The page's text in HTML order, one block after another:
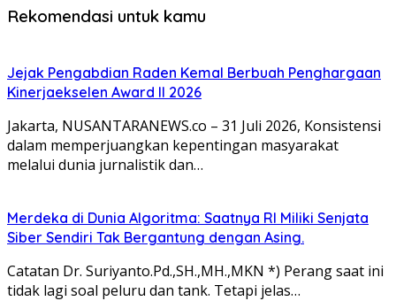
Rekomendasi untuk kamu
Jejak Pengabdian Raden Kemal Berbuah Penghargaan
Kinerjaekselen Award II 2026
Jakarta, NUSANTARANEWS.co – 31 Juli 2026, Konsistensi
dalam memperjuangkan kepentingan masyarakat
melalui dunia jurnalistik dan…
Merdeka di Dunia Algoritma: Saatnya RI Miliki Senjata
Siber Sendiri Tak Bergantung dengan Asing.
Catatan Dr. Suriyanto.Pd.,SH.,MH.,MKN *) Perang saat ini
tidak lagi soal peluru dan tank. Tetapi jelas…